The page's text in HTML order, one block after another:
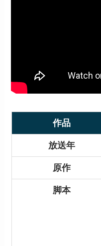
作品
放送年
原作
脚本